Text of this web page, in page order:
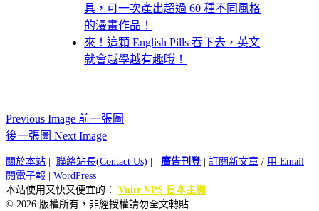
具，可一次產出超過 60 種不同風格
的漫畫作品！
來！這顆 English Pills 吞下去，英文
就會越學越有趣哦！
Previous Image 前一張圖
後一張圖 Next Image
關於本站 聯絡站長(Contact Us) 廣告刊登| 訂閱新文章 / 用 Email
閱電子報
WordPress
本站使用又快又便宜的： Vultr VPS 日本主機
© 2026 版權所有，非經授權請勿全文轉貼